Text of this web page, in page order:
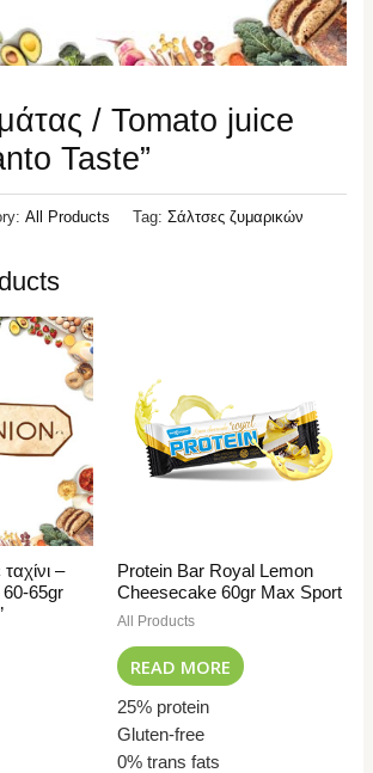
/ Tomato juice
Taste”
All Products Tag:Σάλτσες ζυμαρικών
–
60-65gr
Protein Bar Royal Lemon
Cheesecake 60gr Max Sport
All Products
READ MORE
25% protein
Gluten-free
0% trans fats